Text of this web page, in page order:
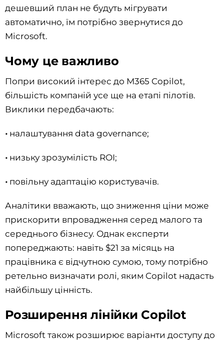
дешевший план не будуть мігрувати
автоматично, їм потрібно звернутися до
Microsoft.
Чому це важливо
Попри високий інтерес до M365 Copilot,
більшість компаній усе ще на етапі пілотів.
Виклики передбачають:
• налаштування data governance;
• низьку зрозумілість ROI;
• повільну адаптацію користувачів.
Аналітики вважають, що зниження ціни може
прискорити впровадження серед малого та
середнього бізнесу. Однак експерти
попереджають: навіть $21 за місяць на
працівника є відчутною сумою, тому потрібно
ретельно визначати ролі, яким Copilot надасть
найбільшу цінність.
Розширення лінійки Copilot
Microsoft також розширює варіанти доступу до